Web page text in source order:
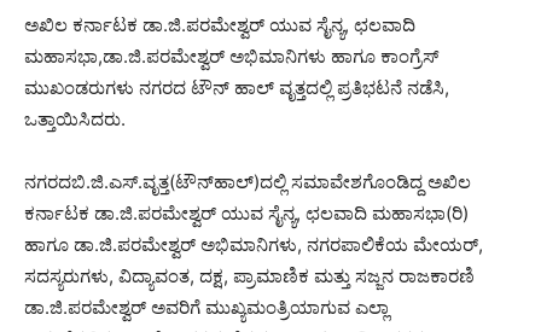
ಅಖಿಲ ಕರ್ನಾಟಕ ಡಾ.ಜಿ.ಪರಮೇಶ್ವರ್ ಯುವ ಸೈನ್ಯ, ಛಲವಾದಿ
ಮಹಾಸಭಾ,ಡಾ.ಜಿ.ಪರಮೇಶ್ವರ್ ಅಭಿಮಾನಿಗಳು ಹಾಗೂ ಕಾಂಗ್ರೆಸ್
ಮುಖಂಡರುಗಳು ನಗರದ ಟೌನ್ ಹಾಲ್ ವೃತ್ತದಲ್ಲಿ ಪ್ರತಿಭಟನೆ ನಡೆಸಿ,
ಒತ್ತಾಯಿಸಿದರು.
ನಗರದಬಿ.ಜಿ.ಎಸ್.ವೃತ್ತ(ಟೌನ್‍ಹಾಲ್)ದಲ್ಲಿ ಸಮಾವೇಶಗೊಂಡಿದ್ದ ಅಖಿಲ
ಕರ್ನಾಟಕ ಡಾ.ಜಿ.ಪರಮೇಶ್ವರ್ ಯುವ ಸೈನ್ಯ, ಛಲವಾದಿ ಮಹಾಸಭಾ(ರಿ)
ಹಾಗೂ ಡಾ.ಜಿ.ಪರಮೇಶ್ವರ್ ಅಭಿಮಾನಿಗಳು, ನಗರಪಾಲಿಕೆಯ ಮೇಯರ್,
ಸದಸ್ಯರುಗಳು, ವಿದ್ಯಾವಂತ, ದಕ್ಷ, ಪ್ರಾಮಾಣಿಕ ಮತ್ತು ಸಜ್ಜನ ರಾಜಕಾರಣಿ
ಡಾ.ಜಿ.ಪರಮೇಶ್ವರ್ ಅವರಿಗೆ ಮುಖ್ಯಮಂತ್ರಿಯಾಗುವ ಎಲ್ಲಾ